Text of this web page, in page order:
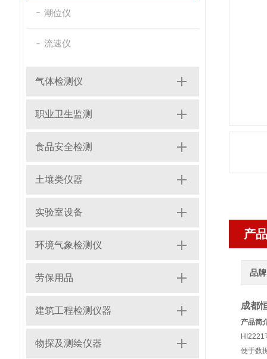
潮位仪
流速仪
气体检测仪
职业卫生监测
食品安全检测
土壤类仪器
实验室设备
环境气象检测仪
劳保用品
建筑工程检测仪器
物探及测绘仪器
产
品牌
成都
产品简
HI2221
便于数